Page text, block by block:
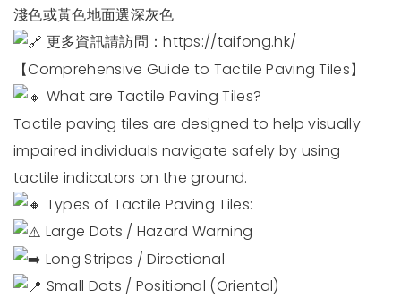
淺色或黃色地面選深灰色
更多資訊請訪問：https://taifong.hk/
【Comprehensive Guide to Tactile Paving Tiles】
What are Tactile Paving Tiles?
Tactile paving tiles are designed to help visually
impaired individuals navigate safely by using
tactile indicators on the ground.
Types of Tactile Paving Tiles:
Large Dots / Hazard Warning
Long Stripes / Directional
Small Dots / Positional (Oriental)